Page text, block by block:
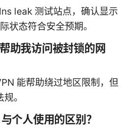
leak 测试站点，确认显示
状态符合安全预期。
助我访问被封锁的网
能帮助绕过地区限制，但
。
个人使用的区别？